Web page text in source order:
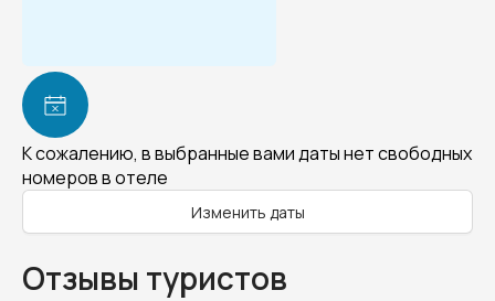
К сожалению, в выбранные вами даты нет свободных
номеров в отеле
Изменить даты
Отзывы туристов